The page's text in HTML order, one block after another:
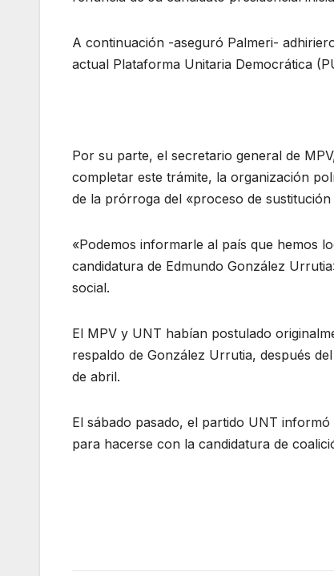
A continuación -aseguró Palmeri-
actual Plataforma Unitaria Democrática
Por su parte, el secretario general de
completar este trámite, la organización
de la prórroga del «proceso de
«Podemos informarle al país que hemos
candidatura de Edmundo González
social.
El MPV y UNT habían postulado
respaldo de González Urrutia, después
de abril.
El sábado pasado, el partido UNT
para hacerse con la candidatura de